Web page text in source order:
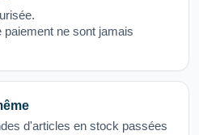
paiement ne sont jamais
d'articles en stock passées